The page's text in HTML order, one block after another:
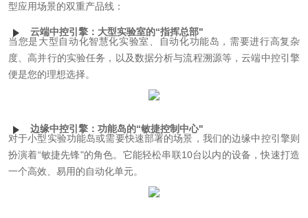
型应用场景的双重产品线：
云端中控引擎：大型实验室的“指挥总部"
当您是大型自动化智慧化实验室、自动化功能岛，需要进行高复杂
度、高并行的实验任务，以及数据分析与流程溯源等，云端中控引擎
便是您的理想选择。
边缘中控引擎：功能岛的“敏捷控制中心"
对于小型实验功能岛或需要快速部署的场景，我们的边缘中控引擎则
扮演着“敏捷先锋"的角色。它能轻松串联10台以内的设备，快速打造
一个高效、易用的自动化单元。